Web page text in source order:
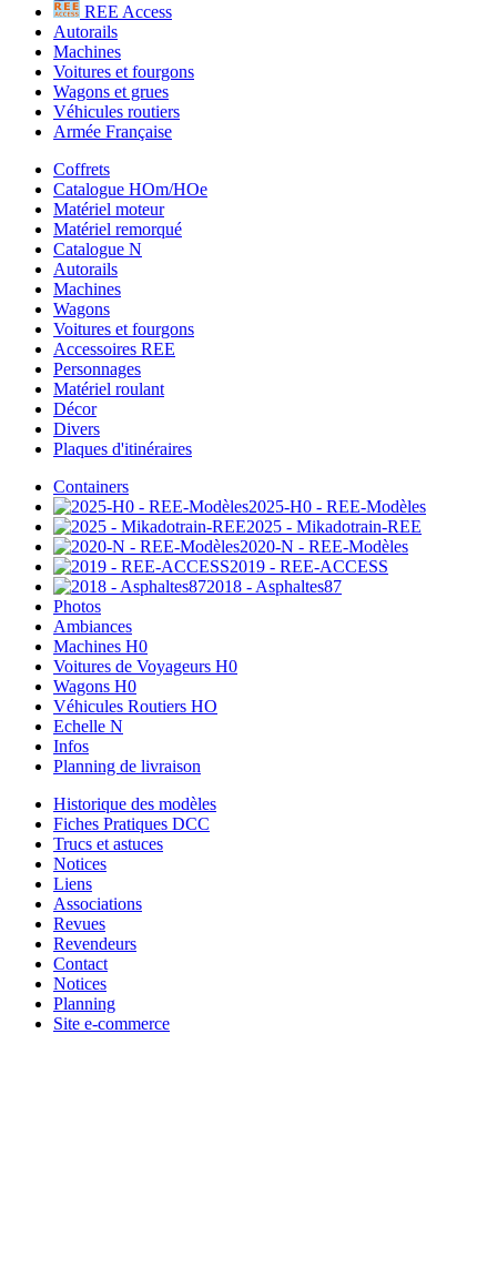
REE Access
Autorails
Machines
Voitures et fourgons
Wagons et grues
Véhicules routiers
Armée Française
Coffrets
Catalogue HOm/HOe
Matériel moteur
Matériel remorqué
Catalogue N
Autorails
Machines
Wagons
Voitures et fourgons
Accessoires REE
Personnages
Matériel roulant
Décor
Divers
Plaques d'itinéraires
Containers
2025-H0 - REE-Modèles
2025 - Mikadotrain-REE
2020-N - REE-Modèles
2019 - REE-ACCESS
2018 - Asphaltes87
Photos
Ambiances
Machines H0
Voitures de Voyageurs H0
Wagons H0
Véhicules Routiers HO
Echelle N
Infos
Planning de livraison
Historique des modèles
Fiches Pratiques DCC
Trucs et astuces
Notices
Liens
Associations
Revues
Revendeurs
Contact
Notices
Planning
Site e-commerce